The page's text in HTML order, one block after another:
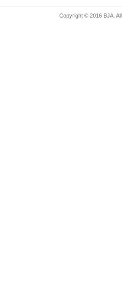
Copyright © 2016 BJA.